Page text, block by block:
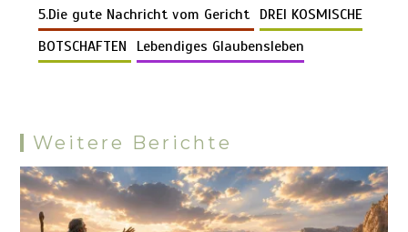
n
k
o
o
t
A
p
r
t
g
er
a
Pr
es
n
5.Die gute Nachricht vom Gericht DREI KOSMISCHE
BOTSCHAFTEN
Lebendiges Glaubensleben
Weitere Berichte